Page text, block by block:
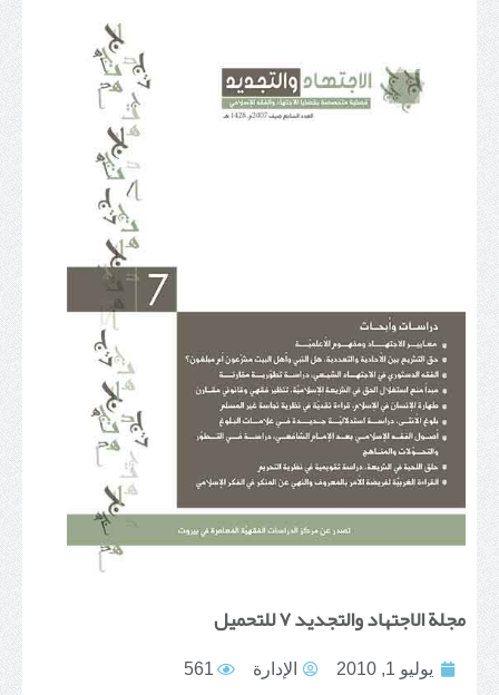
مجلة الاجتهاد والتجديد ٧ للتحميل
يوليو 1, 2010 الإدارة 561